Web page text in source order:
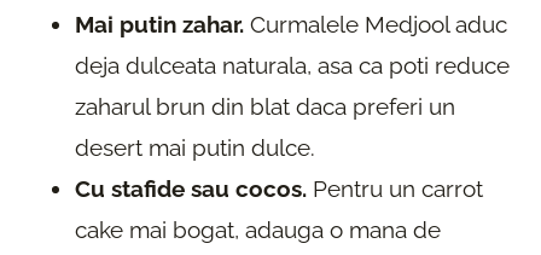
Mai putin zahar. Curmalele Medjool aduc
deja dulceata naturala, asa ca poti reduce
zaharul brun din blat daca preferi un
desert mai putin dulce.
Cu stafide sau cocos. Pentru un carrot
cake mai bogat, adauga o mana de